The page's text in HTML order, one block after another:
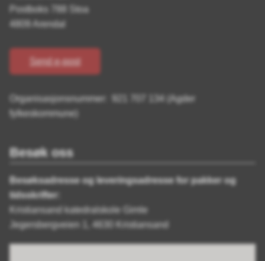
Postboks 788 Stoa
4809 Arendal
Send e-post
Organisasjonsnummer: 921 707 134 (Agder
fylkeskommune)
Besøk oss
Besøksadresse og leveringsadresse for pakker og
tidsskrifter:
Kristiansand katedralskole Gimle
Jegersbergveien 1, 4630 Kristiansand